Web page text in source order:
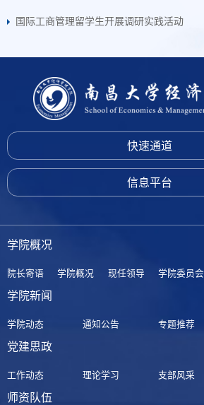
国际工商管理留学生开展调研实践活动
快速通道
信息平台
学院概况
院长寄语 学院概况 现任领导 学院委员会
学院新闻
学院动态 通知公告 专题推荐
党建思政
工作动态 理论学习 支部风采
师资队伍